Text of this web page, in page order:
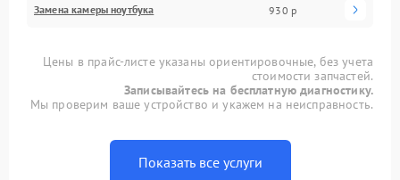
Замена камеры ноутбука 930 р
Цены в прайс-листе указаны ориентировочные, без учета
стоимости запчастей.
Записывайтесь на бесплатную диагностику.
Мы проверим ваше устройство и укажем на неисправность.
Показать все услуги